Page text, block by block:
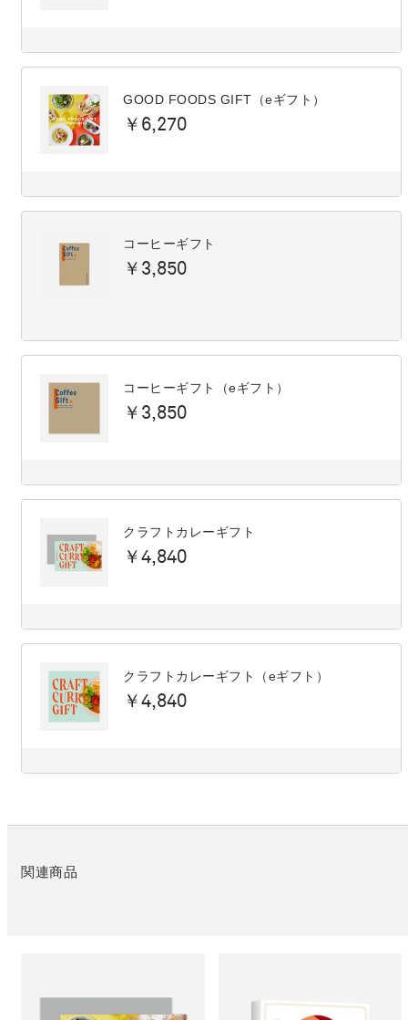
GOOD FOODS GIFT（eギフト）
￥6,270
コーヒーギフト
￥3,850
コーヒーギフト（eギフト）
￥3,850
クラフトカレーギフト
￥4,840
クラフトカレーギフト（eギフト）
￥4,840
関連商品